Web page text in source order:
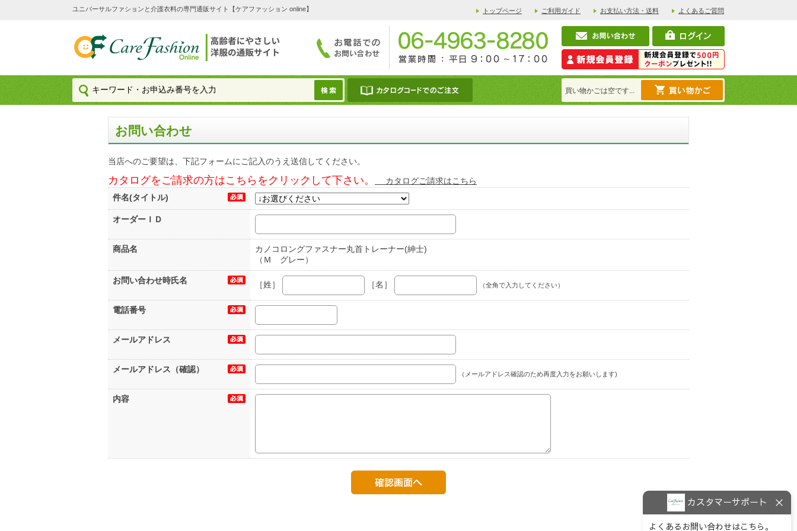
ユニバーサルファションと介護衣料の専門通販サイト【ケアファッション online】 トップページ ご利用ガイド お支払い方法・送料 よくあるご質問
買い物かごは空です...
お問い合わせ
当店へのご要望は、下記フォームにご記入のうえ送信してください。
カタログをご請求の方はこちらをクリックして下さい。
カタログご請求はこちら
件名(タイトル)
オーダーＩＤ
商品名
カノコロングファスナー丸首トレーナー(紳士)
（Ｍ グレー）
お問い合わせ時氏名 ［姓］ ［名］ （全角で入力してください）
電話番号
メールアドレス
メールアドレス（確認）
（メールアドレス確認のため再度入力をお願いします)
内容
カスタマーサポート
よくあるお問い合わせはこちら。